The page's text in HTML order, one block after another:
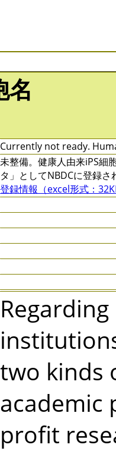
名
Currently not ready.
未整備。健康人由来iPS細
タ」としてNBDCに登録
登録情報（excel形式：
two kinds
academic
profit